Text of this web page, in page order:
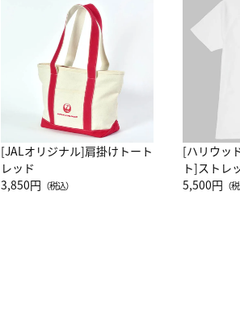
[JALオリジナル]肩掛けトート
レッド
3,850円 （税込）
[ハリウッ
ト]ストレ
ーネック
5,500円 （